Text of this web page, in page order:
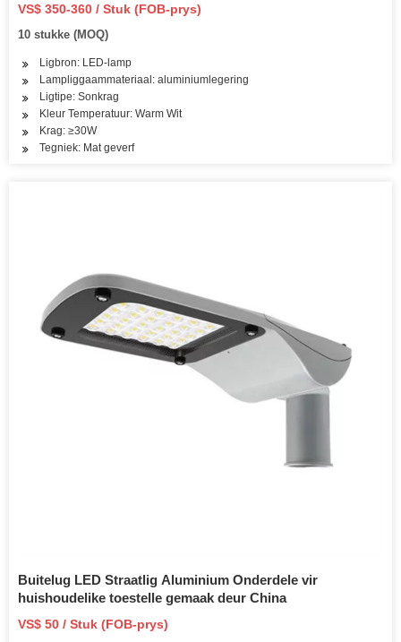
VS$ 350-360 / Stuk (FOB-prys)
10 stukke (MOQ)
Ligbron: LED-lamp
Lampliggaammateriaal: aluminiumlegering
Ligtipe: Sonkrag
Kleur Temperatuur: Warm Wit
Krag: ≥30W
Tegniek: Mat geverf
Buitelug LED Straatlig Aluminium Onderdele vir
huishoudelike toestelle gemaak deur China
VS$ 50 / Stuk (FOB-prys)